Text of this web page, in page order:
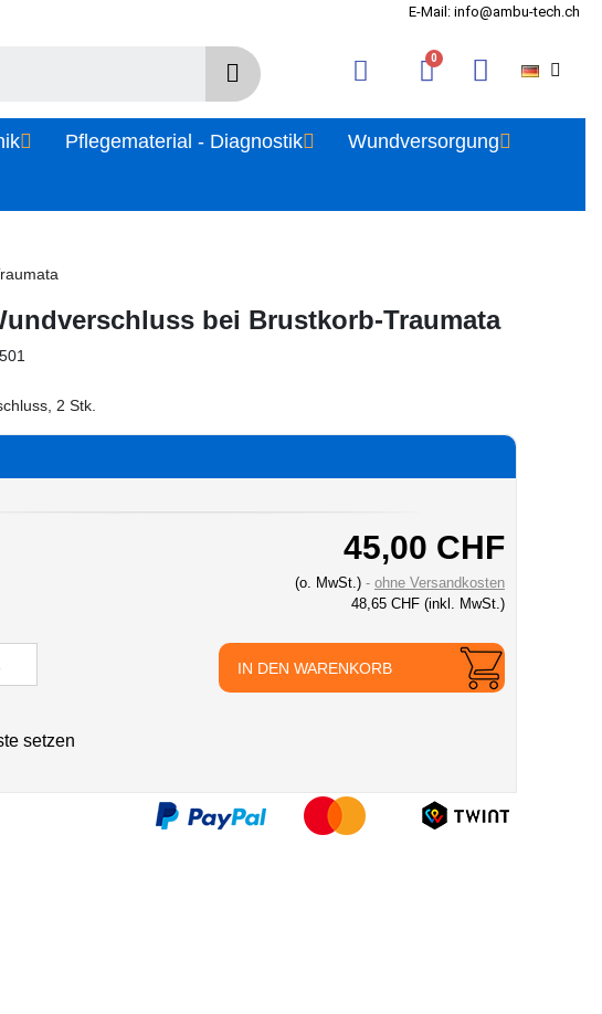
E-Mail: info@ambu-tech.ch
Pflegematerial - Diagnostik
Wundversorgung
bei Brustkorb-Traumata
2 Stk.
45,00 CHF
(o. MwSt.)
ohne Versandkosten
48,65 CHF (inkl. MwSt.)
IN DEN WARENKORB
setzen